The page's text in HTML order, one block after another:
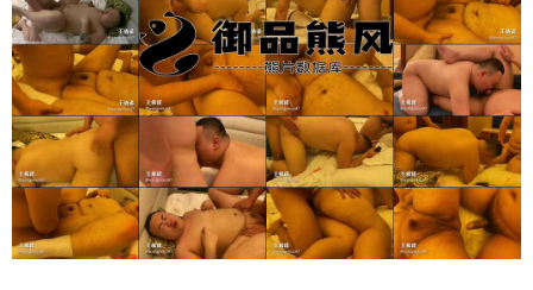
[国产]王依诺
当前隐藏内容需要支付600熊币 已有139人支付 登
录立刻注册 0 收藏